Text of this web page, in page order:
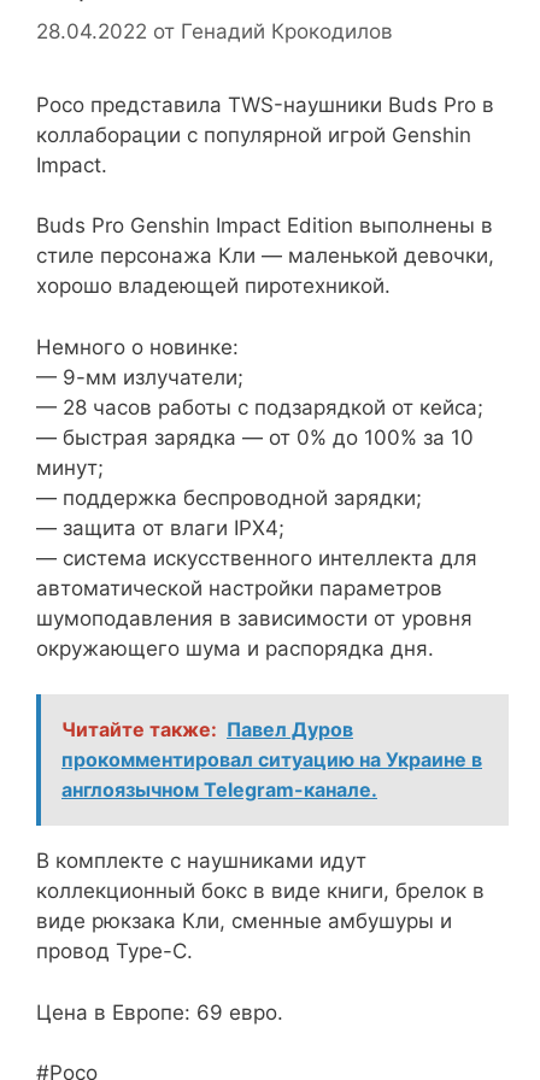
28.04.2022 от Генадий Крокодилов
Poco представила TWS-наушники Buds Pro в
коллаборации с популярной игрой Genshin
Impact.
Buds Pro Genshin Impact Edition выполнены в
стиле персонажа Кли — маленькой девочки,
хорошо владеющей пиротехникой.
Немного о новинке:
— 9-мм излучатели;
— 28 часов работы с подзарядкой от кейса;
— быстрая зарядка — от 0% до 100% за 10
минут;
— поддержка беспроводной зарядки;
— защита от влаги IPX4;
— система искусственного интеллекта для
автоматической настройки параметров
шумоподавления в зависимости от уровня
окружающего шума и распорядка дня.
Читайте также: Павел Дуров
прокомментировал ситуацию на Украине в
англоязычном Telegram-канале.
В комплекте с наушниками идут
коллекционный бокс в виде книги, брелок в
виде рюкзака Кли, сменные амбушуры и
провод Type-С.
Цена в Европе: 69 евро.
#Poco